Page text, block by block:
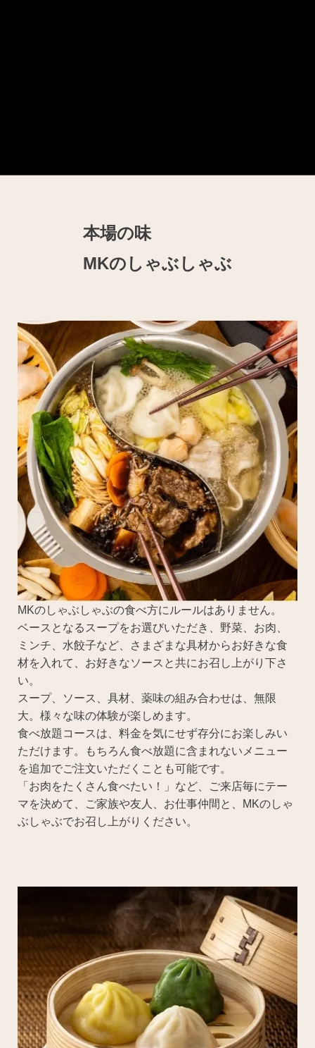
本場の味
MKのしゃぶしゃぶ
MKのしゃぶしゃぶの食べ方にルールはありません。
ベースとなるスープをお選びいただき、野菜、お肉、
ミンチ、水餃子など、さまざまな具材からお好きな食
材を入れて、お好きなソースと共にお召し上がり下さ
い。
スープ、ソース、具材、薬味の組み合わせは、無限
大。様々な味の体験が楽しめます。
食べ放題コースは、料金を気にせず存分にお楽しみい
ただけます。もちろん食べ放題に含まれないメニュー
を追加でご注文いただくことも可能です。
「お肉をたくさん食べたい！」など、ご来店毎にテー
マを決めて、ご家族や友人、お仕事仲間と、MKのしゃ
ぶしゃぶでお召し上がりください。